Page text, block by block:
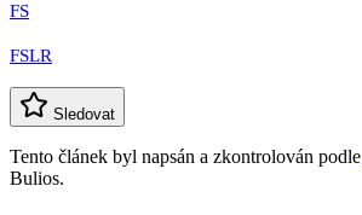
FS
FSLR
Sledovat
Tento článek byl napsán a zkontrolován podle
Bulios.